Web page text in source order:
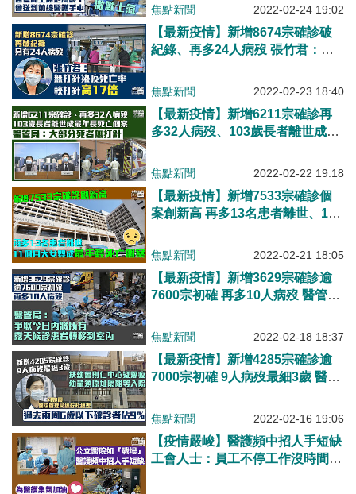
焦點新聞 2022-02-24 19:02
【最新疫情】新增8674宗確診破
紀錄、再多24人病歿 張竹君：無
焦點新聞 2022-02-23 18:40
【最新疫情】新增6211宗確診再
多32人病歿、103歲長者離世成最
者沒打針
焦點新聞 2022-02-22 19:18
【最新疫情】新增7533宗確診個
案創新高 再多13名患者離世、11
焦點新聞 2022-02-21 18:05
【最新疫情】新增3629宗確診逾
7600宗初確 再多10人病歿 醫管
移到室內
焦點新聞 2022-02-18 18:37
【最新疫情】新增4285宗確診逾
7000宗初確 9人病歿最細3歲 醫管
焦點新聞 2022-02-16 19:06
【疫情嚴峻】醫護頻中招人手短缺
工會人士：員工不停工作沒時間食